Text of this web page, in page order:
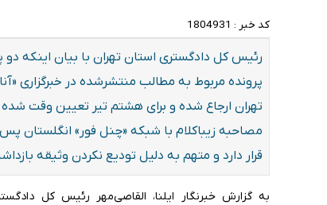
کد خبر : 1804931
رئیس کل دادگستری استان تهران با بیان اینکه
پرونده مربوط به مطالب منتشرشده در خبرگزاری
تهران ارجاع شده و برای هشتم تیر تعیین وقت
مصاحبه زیباکلام با شبکه «چنل فور» انگلستان
قرار دارد و متهم به دلیل تودیع نکردن وثیقه
به گزارش خبرنگار ایلنا، القاصی‌مهر رئیس کل